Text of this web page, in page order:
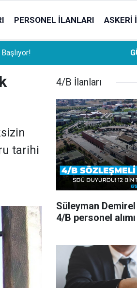
PERSONEL İLANLARI ASKERI
Artıyor!
tarihi
4/B İlanları
Süleyman
4/B personel